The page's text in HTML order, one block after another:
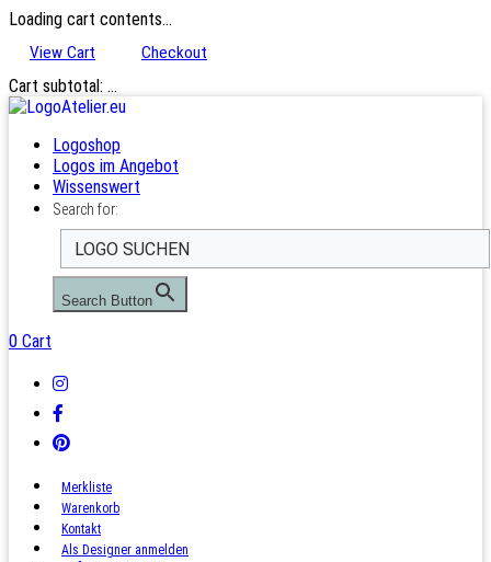
Loading cart contents...
View Cart Checkout
Cart subtotal: …
Logoshop
Logos im Angebot
Wissenswert
Search for:
Search Button
0 Cart
Merkliste
Warenkorb
Kontakt
Als Designer anmelden